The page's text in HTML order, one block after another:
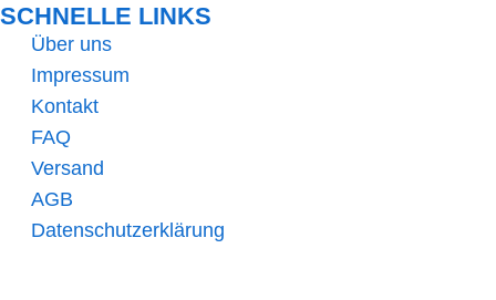
SCHNELLE LINKS​
Über uns
Impressum
Kontakt
FAQ
Versand
AGB
Datenschutzerklärung